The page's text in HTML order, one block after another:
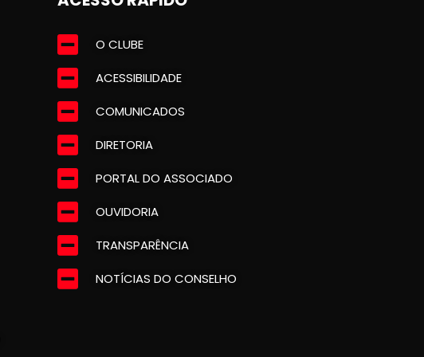
O CLUBE
ACESSIBILIDADE
COMUNICADOS
DIRETORIA
PORTAL DO ASSOCIADO
OUVIDORIA
TRANSPARÊNCIA
NOTÍCIAS DO CONSELHO